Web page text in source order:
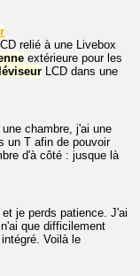
relié à une Livebox
extérieure pour les
LCD dans une
chambre, j'ai une
un T afin de pouvoir
d'à côté : jusque là
je perds patience. J'ai
que difficilement
Voilà le